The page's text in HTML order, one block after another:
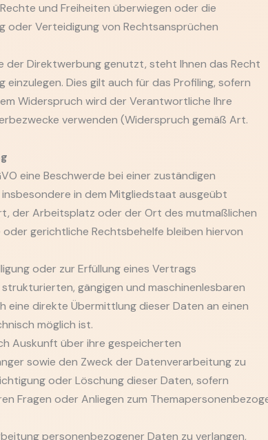
und Freiheiten überwiegen oder die
oder Verteidigung von Rechtsansprüchen
der Direktwerbung genutzt, steht Ihnen das Recht
Dies gilt auch für das Profiling, sofern
Widerspruch wird der Verantwortliche Ihre
verwenden (Widerspruch gemäß Art.
eine Beschwerde bei einer zuständigen
in dem Mitgliedstaat ausgeübt
der Arbeitsplatz oder der Ort des mutmaßlichen
gerichtliche Rechtsbehelfe bleiben hiervon
oder zur Erfüllung eines Vertrags
gängigen und maschinenlesbaren
eine direkte Übermittlung dieser Daten an einen
möglich ist.
Auskunft über ihre gespeicherten
sowie den Zweck der Datenverarbeitung zu
oder Löschung dieser Daten, sofern
Fragen oder Anliegen zum
personenbezogener Daten zu verlangen,